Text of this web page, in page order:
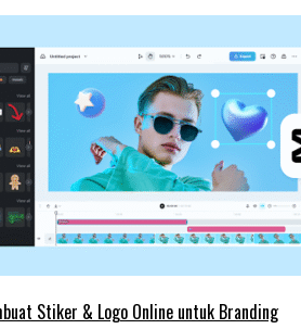
Stiker & Logo Online untuk Branding